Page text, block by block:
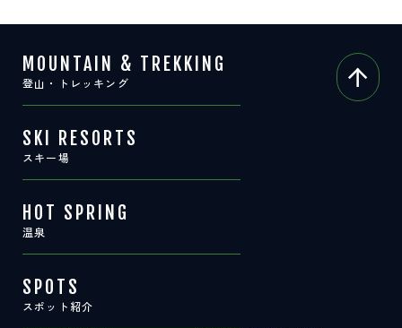
お問い合わせ
白馬村観光局インフォメーション
Snow Peak LAND STATION HAKUBA内
営業時間：9:00～17:00 定休日：無休
MOUNTAIN & TREKKING
登山・トレッキング
SKI RESORTS
スキー場
HOT SPRING
温泉
SPOTS
スポット紹介